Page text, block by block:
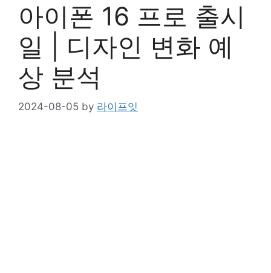
아이폰 16 프로 출시
일 | 디자인 변화 예
상 분석
2024-08-05 by 라이프잇